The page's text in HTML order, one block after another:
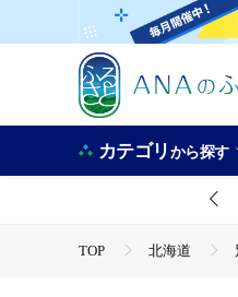
カテゴリから探す
TOP 北海道